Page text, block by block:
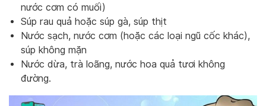
nước cơm có muối)
Súp rau quả hoặc súp gà, súp thịt
Nước sạch, nước cơm (hoặc các loại ngũ cốc khác),
súp không mặn
Nước dừa, trà loãng, nước hoa quả tươi không
đường.